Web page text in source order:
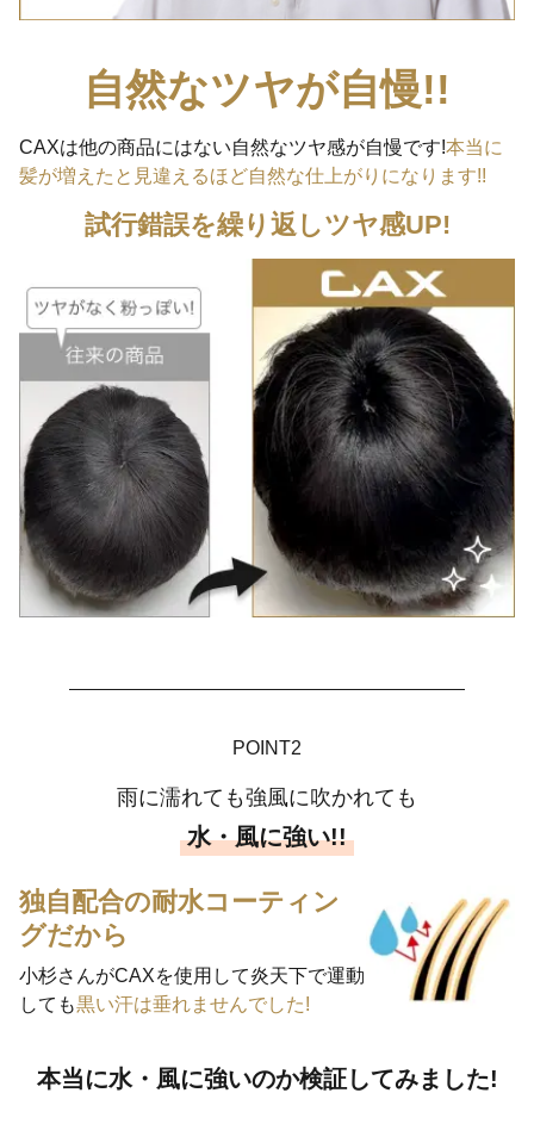
自然なツヤが自慢!!
CAXは他の商品にはない自然なツヤ感が自慢です!本当に
髪が増えたと見違えるほど自然な仕上がりになります!!
試行錯誤を繰り返しツヤ感UP!
POINT2
雨に濡れても強風に吹かれても
水・風に強い!!
独自配合の耐水コーティン
グだから
小杉さんがCAXを使用して炎天下で運動
しても黒い汗は垂れませんでした!
本当に水・風に強いのか検証してみました!